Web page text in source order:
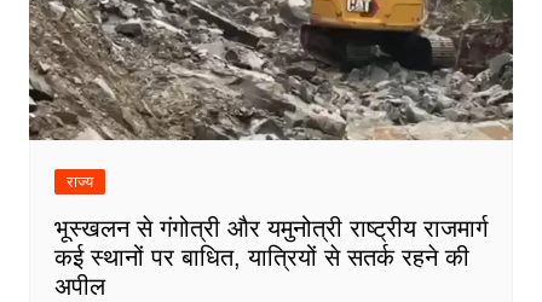
राज्य
भूस्खलन से गंगोत्री और यमुनोत्री राष्ट्रीय राजमार्ग
कई स्थानों पर बाधित, यात्रियों से सतर्क रहने की
अपील